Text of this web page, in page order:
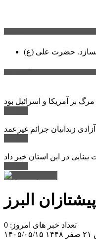
حضرت علی (ع)
زندانیان جرائم غیرعمد
پیشتازان البرز
تعداد خبر های امروز: 0
۱۴۰۵/۰۵/۱۵